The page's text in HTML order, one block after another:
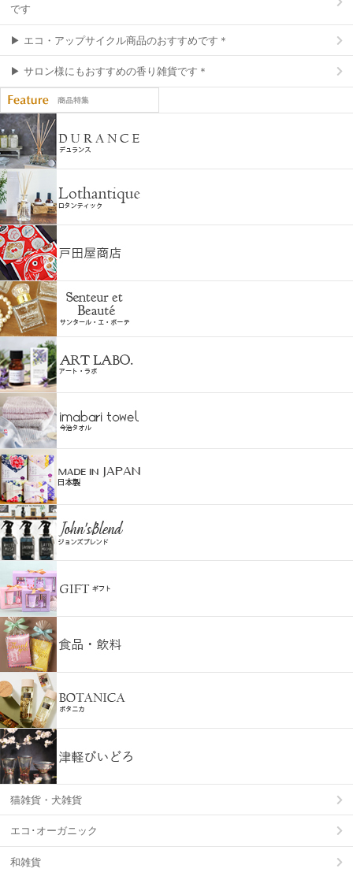
です
▶ エコ・アップサイクル商品のおすすめです＊
▶ サロン様にもおすすめの香り雑貨です＊
猫雑貨・犬雑貨
エコ･オーガニック
和雑貨